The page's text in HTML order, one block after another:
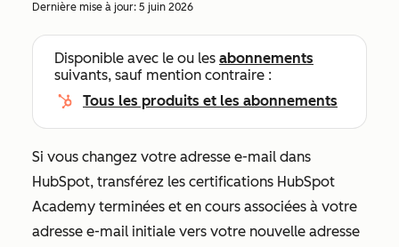
Dernière mise à jour: 5 juin 2026
Disponible avec le ou les abonnements
suivants, sauf mention contraire :
Tous les produits et les abonnements
Si vous changez votre adresse e-mail dans
HubSpot, transférez les certifications HubSpot
Academy terminées et en cours associées à votre
adresse e-mail initiale vers votre nouvelle adresse